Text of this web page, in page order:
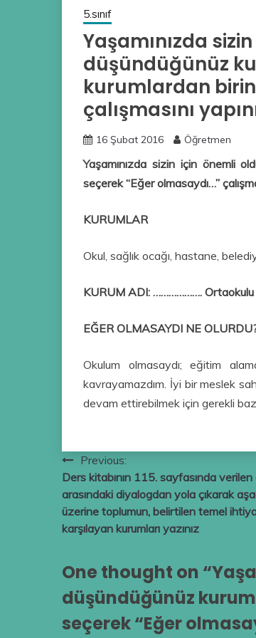
5.sınıf
Yaşamınızda
düşündüğünüz
kurumlardan
çalışmasını
16 Şubat 2016 Öğretmen
Yaşamınızda sizin için önemli
seçerek “Eğer olmasaydı…”
KURUMLAR
Okul, sağlık ocağı, hastane,
KURUM ADI: ………………. Ortaokulu
EĞER OLMASAYDI NE
Okulum olmasaydı; eğitim
kavrayamazdım. İyi bir meslek
devam ettirebilmek için gerekli
Yazı
gezinmesi
Previous:
Ders kitabının 115. sayfasında
arasındaki diyalogdan yola çıkarak
üzerine toplumun, belirtilen temel
karşılayan kurumları yazınız
One thought on “
düşündüğünüz
seçerek “Eğer